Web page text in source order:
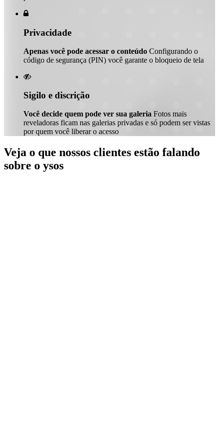

Privacidade
Apenas você pode acessar o conteúdo Configurando o
código de segurança (PIN) você garante o bloqueio de tela

Sigilo e discrição
Você decide quem pode ver sua galeria Fotos mais
reveladoras ficam nas galerias privadas e só podem ser vistas
por quem você liberar o acesso
Veja o que nossos clientes estão falando
sobre o ysos